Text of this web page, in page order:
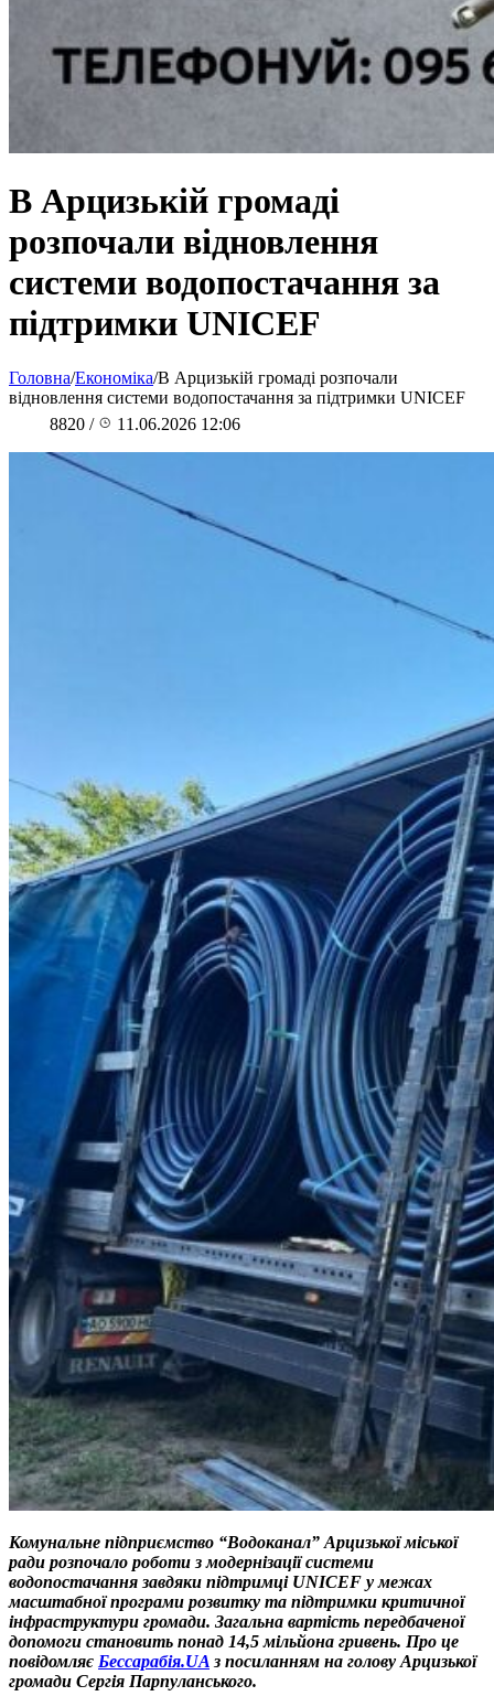
В Арцизькій громаді
розпочали відновлення
системи водопостачання за
підтримки UNICEF
Головна/Економіка/В Арцизькій громаді розпочали
відновлення системи водопостачання за підтримки UNICEF
8820 / 11.06.2026 12:06
Комунальне підприємство “Водоканал” Арцизької міської
ради розпочало роботи з модернізації системи
водопостачання завдяки підтримці UNICEF у межах
масштабної програми розвитку та підтримки критичної
інфраструктури громади. Загальна вартість передбаченої
допомоги становить понад 14,5 мільйона гривень. Про це
повідомляє Бессарабія.UA з посиланням на голову Арцизької
громади Сергія Парпуланського.